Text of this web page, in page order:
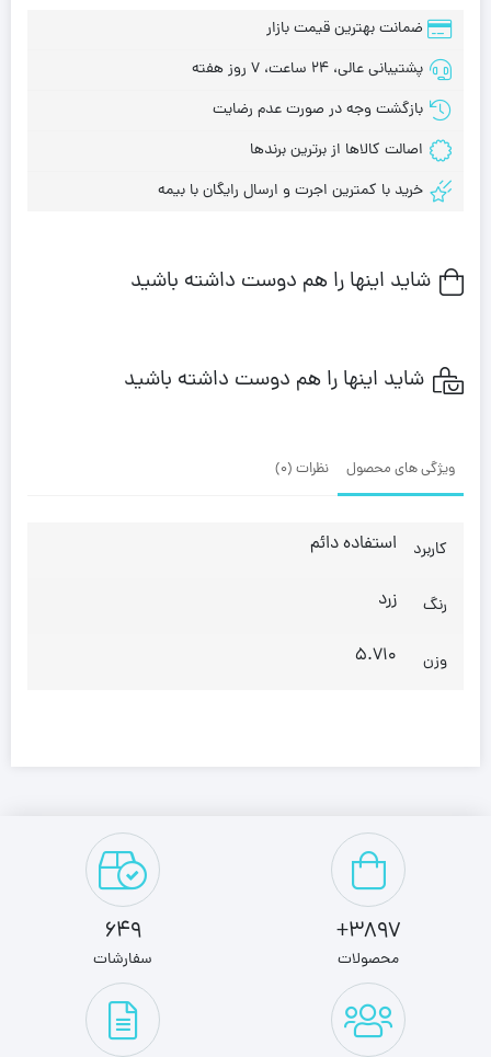
ضمانت بهترین قیمت بازار
پشتیبانی عالی، 24 ساعت، 7 روز هفته
بازگشت وجه در صورت عدم رضایت
اصالت کالاها از برترین برندها
خرید با کمترین اجرت و ارسال رایگان با بیمه
شاید اینها را هم دوست داشته باشید
شاید اینها را هم دوست داشته باشید
ویژگی های محصول نظرات (0)
کاربرد استفاده دائم
رنگ زرد
وزن 5.710
3897+
محصولات
649
سفارشات